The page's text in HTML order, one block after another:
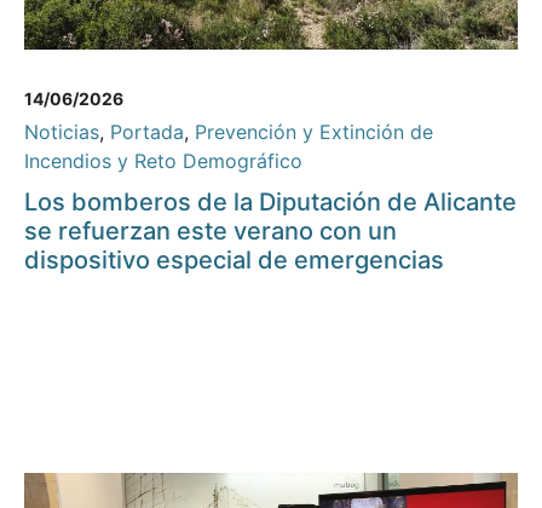
14/06/2026
Noticias, Portada, Prevención y Extinción de
Incendios y Reto Demográfico
Los bomberos de la Diputación de Alicante
se refuerzan este verano con un
dispositivo especial de emergencias